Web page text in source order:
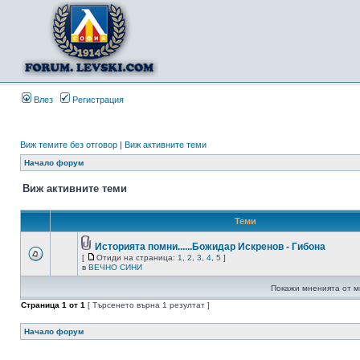
Влез Регистрация
Виж темите без отговор | Виж активните теми
Начало форум
Виж активните теми
Теми
Историята помни......Божидар Искренов - Гибона
[ Отиди на страница: 1 2 3 4 5 ]
в ВЕЧНО СИНИ
Покажи мненията от
Страница 1 от 1 [ Търсенето върна 1 резултат ]
Начало форум